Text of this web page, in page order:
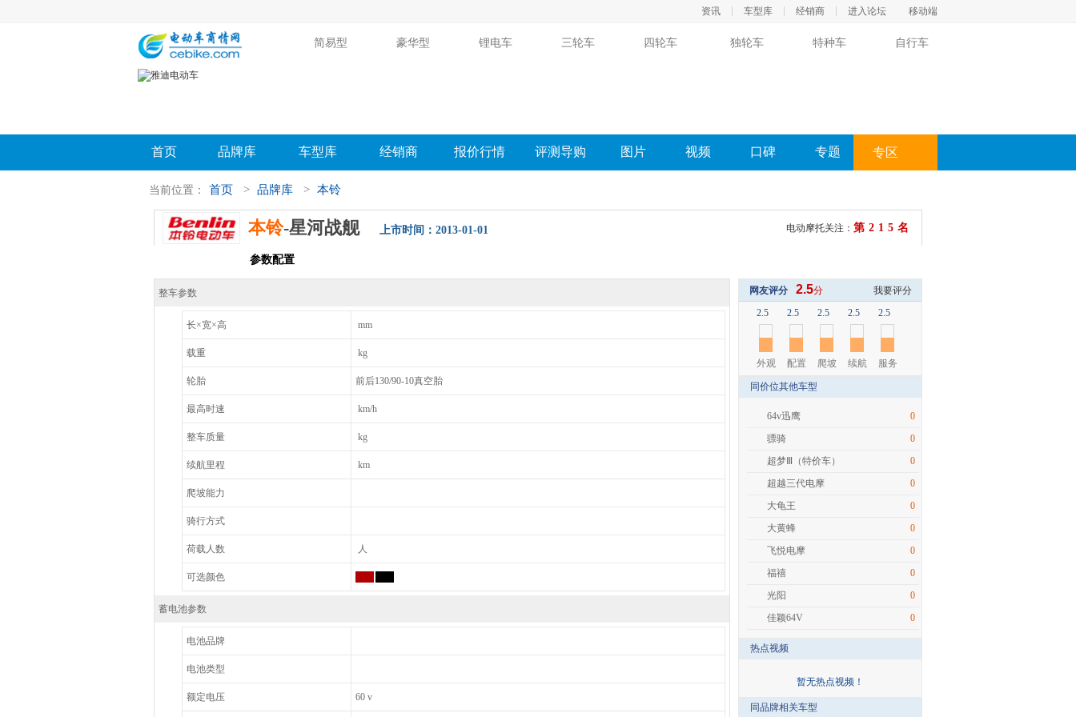
资讯 车型库 经销商 进入论坛 移动端
简易型 豪华型 锂电车 三轮车 四轮车 独轮车 特种车 自行车
首页 品牌库 车型库 经销商 报价行情 评测导购 图片 视频 口碑 专题 专区
当前位置： 首页 > 品牌库 > 本铃
电动摩托关注： 第215名
本铃-星河战舰 上市时间：2013-01-01
参数配置
整车参数
长×宽×高 mm
载重 kg
轮胎 前后130/90-10真空胎
最高时速 km/h
整车质量 kg
续航里程 km
爬坡能力
骑行方式
荷载人数 人
可选颜色
蓄电池参数
电池品牌
电池类型
额定电压 60 v
网友评分 我要评分
2.5分
2.5
外观
2.5
配置
2.5
爬坡
2.5
续航
2.5
服务
同价位其他车型
64v迅鹰
0
骠骑
0
超梦Ⅲ（特价车）
0
超越三代电摩
0
大龟王
0
大黄蜂
0
飞悦电摩
0
福禧
0
光阳
0
佳颖64V
0
热点视频
暂无热点视频！
同品牌相关车型